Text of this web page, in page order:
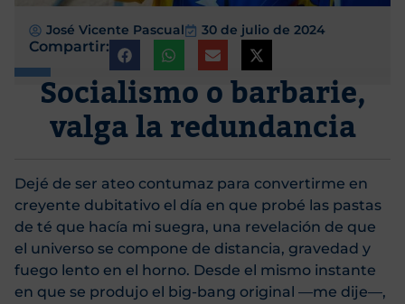
José Vicente Pascual 30 de julio de 2024
Compartir:
Socialismo o barbarie,
valga la redundancia
Dejé de ser ateo contumaz para convertirme en
creyente dubitativo el día en que probé las pastas
de té que hacía mi suegra, una revelación de que
el universo se compone de distancia, gravedad y
fuego lento en el horno. Desde el mismo instante
en que se produjo el big-bang original —me dije—,